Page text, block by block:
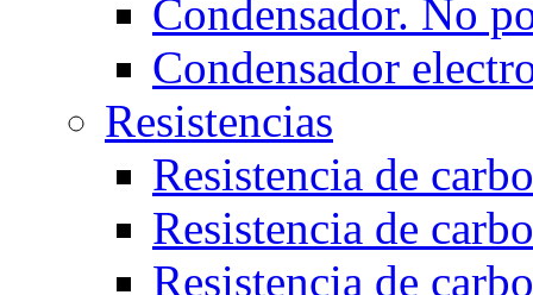
Condensador. No
Condensador
Resistencias
Resistencia de
Resistencia de
Resistencia de